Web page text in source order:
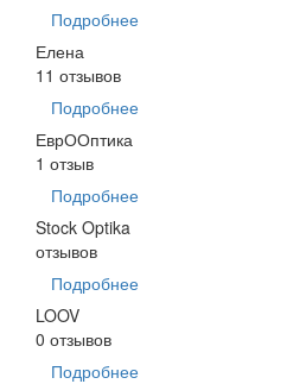
Подробнее
Елена
11 отзывов
Подробнее
ЕврООптика
1 отзыв
Подробнее
Stock Optika
отзывов
Подробнее
LOOV
0 отзывов
Подробнее